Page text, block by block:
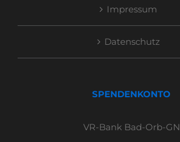
Impressum
Datenschutz
SPENDENKONTO
VR-Bank Bad-Orb-GN